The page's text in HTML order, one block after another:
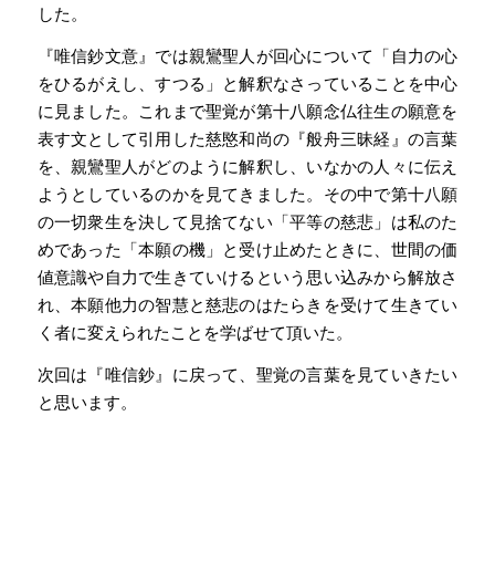
した。
『唯信鈔文意』では親鸞聖人が回心について「自力の心
をひるがえし、すつる」と解釈なさっていることを中心
に見ました。これまで聖覚が第十八願念仏往生の願意を
表す文として引用した慈愍和尚の『般舟三昧経』の言葉
を、親鸞聖人がどのように解釈し、いなかの人々に伝え
ようとしているのかを見てきました。その中で第十八願
の一切衆生を決して見捨てない「平等の慈悲」は私のた
めであった「本願の機」と受け止めたときに、世間の価
値意識や自力で生きていけるという思い込みから解放さ
れ、本願他力の智慧と慈悲のはたらきを受けて生きてい
く者に変えられたことを学ばせて頂いた。
次回は『唯信鈔』に戻って、聖覚の言葉を見ていきたい
と思います。